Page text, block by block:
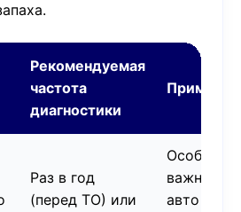
Рекомендуемая
частота
диагностики
Раз в год
(перед ТО) или
Особенно
важно для
авто с